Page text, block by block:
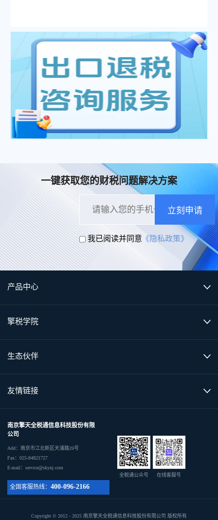
一键获取您的财税问题解决方案
立刻申请
我已阅读并同意《隐私政策》
产品中心
擎税学院
生态伙伴
友情链接
南京擎天全税通信息科技股份有限
公司
Add：南京市江北新区天浦路26号
Fax：025-84821727
E-mail：service@skynj.com
全国客服热线： 400-096-2166
全税通公众号 在线客服号
Copyright © 2012 - 2025 南京擎天全税通信息科技股份有限公司 版权所有